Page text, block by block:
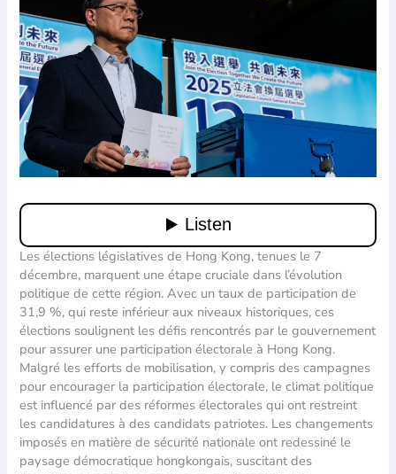
Les élections législatives de Hong Kong, tenues le 7
décembre, marquent une étape cruciale dans l’évolution
politique de cette région. Avec un taux de participation de
31,9 %, qui reste inférieur aux niveaux historiques, ces
élections soulignent les défis rencontrés par le gouvernement
pour assurer une participation électorale à Hong Kong.
Malgré les efforts de mobilisation, y compris des campagnes
pour encourager la participation électorale, le climat politique
est influencé par des réformes électorales qui ont restreint
les candidatures à des candidats patriotes. Les changements
imposés en matière de sécurité nationale ont redessiné le
paysage démocratique hongkongais, suscitant des